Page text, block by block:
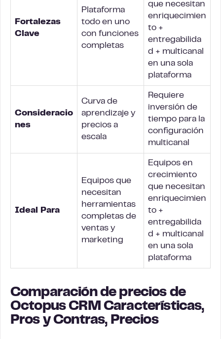
Fortalezas
Clave
Plataforma
todo en uno
con funciones
completas
que necesitan
enriquecimien
to +
entregabilida
d + multicanal
en una sola
plataforma
Consideracio
nes
Curva de
aprendizaje y
precios a
escala
Requiere
inversión de
tiempo para la
configuración
multicanal
Ideal Para
Equipos que
necesitan
herramientas
completas de
ventas y
marketing
Equipos en
crecimiento
que necesitan
enriquecimien
to +
entregabilida
d + multicanal
en una sola
plataforma
Comparación de precios de
Octopus CRM Características,
Pros y Contras, Precios